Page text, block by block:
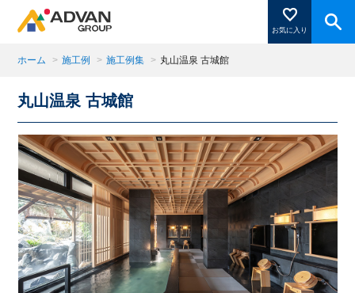
お気に入り
商品ページにある「お気に入り登録」を押すと登録した
商品がここに表示されます。
閉じる
ホーム > 施工例 > 施工例集 > 丸山温泉 古城館
丸山温泉 古城館